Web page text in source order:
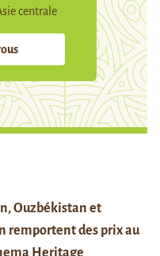
centrale
Ouzbékistan et
remportent des prix au
Heritage